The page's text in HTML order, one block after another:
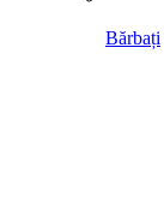
Bărbați